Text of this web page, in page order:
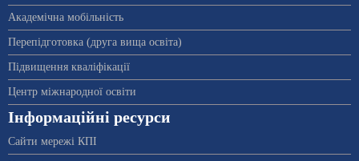
Академічна мобільність
Перепідготовка (друга вища освіта)
Підвищення кваліфікації
Центр міжнародної освіти
Інформаційні ресурси
Сайти мережі КПІ